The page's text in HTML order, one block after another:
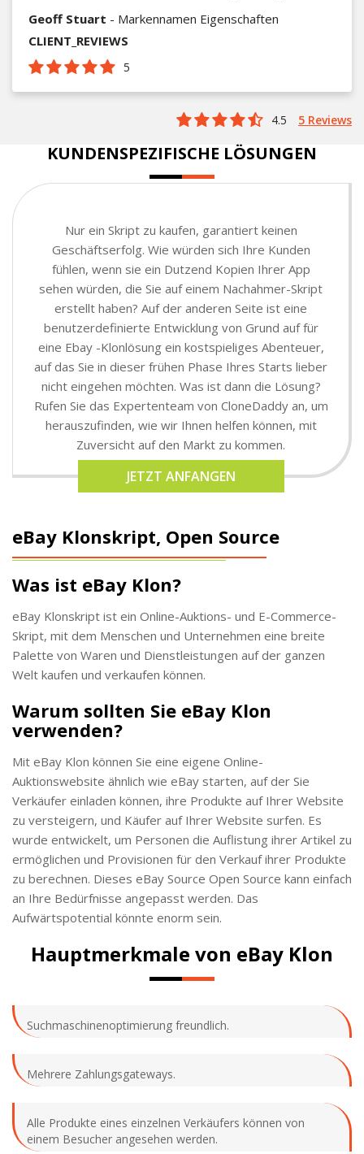
Geoff Stuart - Markennamen Eigenschaften
CLIENT_REVIEWS
5
4.5 5 Reviews
KUNDENSPEZIFISCHE LÖSUNGEN
Nur ein Skript zu kaufen, garantiert keinen
Geschäftserfolg. Wie würden sich Ihre Kunden
fühlen, wenn sie ein Dutzend Kopien Ihrer App
sehen würden, die Sie auf einem Nachahmer-Skript
erstellt haben? Auf der anderen Seite ist eine
benutzerdefinierte Entwicklung von Grund auf für
eine Ebay -Klonlösung ein kostspieliges Abenteuer,
auf das Sie in dieser frühen Phase Ihres Starts lieber
nicht eingehen möchten. Was ist dann die Lösung?
Rufen Sie das Expertenteam von CloneDaddy an, um
herauszufinden, wie wir Ihnen helfen können, mit
Zuversicht auf den Markt zu kommen.
JETZT ANFANGEN
eBay Klonskript, Open Source
Was ist eBay Klon?
eBay Klonskript ist ein Online-Auktions- und E-Commerce-
Skript, mit dem Menschen und Unternehmen eine breite
Palette von Waren und Dienstleistungen auf der ganzen
Welt kaufen und verkaufen können.
Warum sollten Sie eBay Klon
verwenden?
Mit eBay Klon können Sie eine eigene Online-
Auktionswebsite ähnlich wie eBay starten, auf der Sie
Verkäufer einladen können, ihre Produkte auf Ihrer Website
zu versteigern, und Käufer auf Ihrer Website surfen. Es
wurde entwickelt, um Personen die Auflistung ihrer Artikel zu
ermöglichen und Provisionen für den Verkauf ihrer Produkte
zu berechnen. Dieses eBay Source Open Source kann einfach
an Ihre Bedürfnisse angepasst werden. Das
Aufwärtspotential könnte enorm sein.
Hauptmerkmale von eBay Klon
Suchmaschinenoptimierung freundlich.
Mehrere Zahlungsgateways.
Alle Produkte eines einzelnen Verkäufers können von
einem Besucher angesehen werden.